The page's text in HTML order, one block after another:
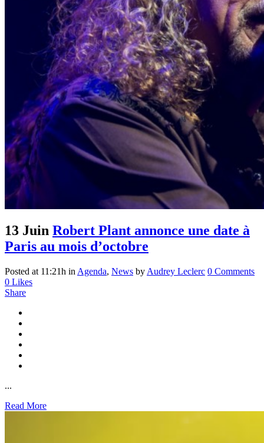
13 Juin Robert Plant annonce une date à
Paris au mois d’octobre
Posted at 11:21h in Agenda, News by Audrey Leclerc 0 Comments
0 Likes
Share
...
Read More